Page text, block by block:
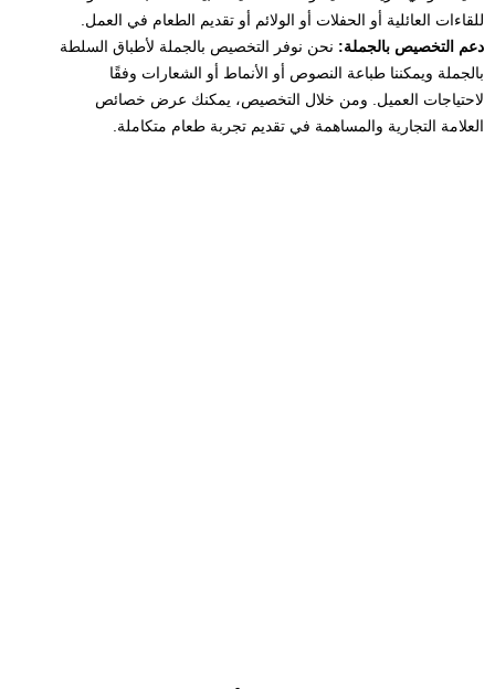
للقاءات العائلية أو الحفلات أو الولائم أو تقديم الطعام في العمل.
دعم التخصيص بالجملة: نحن نوفر التخصيص بالجملة لأطباق السلطة
بالجملة ويمكننا طباعة النصوص أو الأنماط أو الشعارات وفقًا
لاحتياجات العميل. ومن خلال التخصيص، يمكنك عرض خصائص
العلامة التجارية والمساهمة في تقديم تجربة طعام متكاملة.